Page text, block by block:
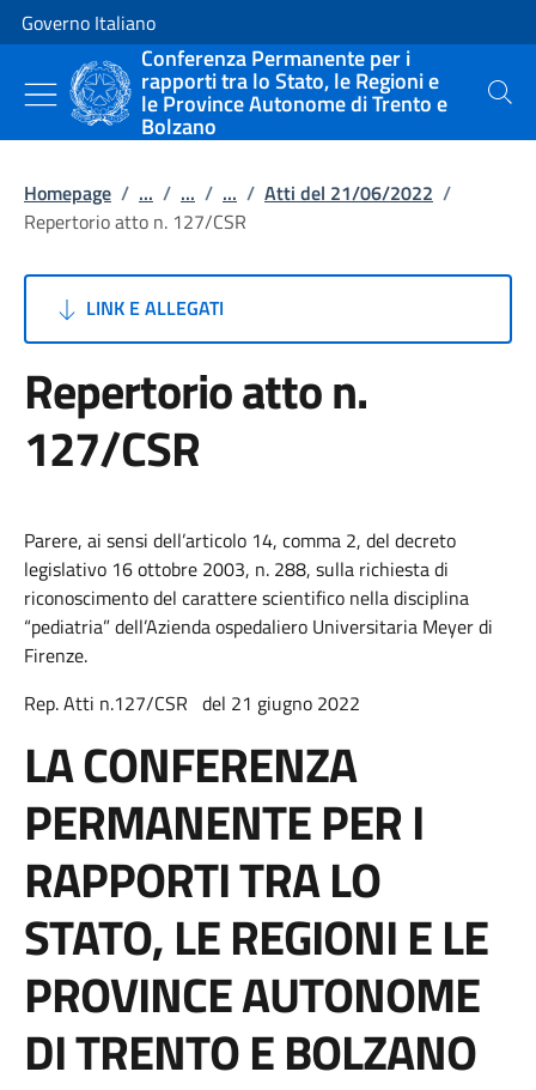
Vai al contenuto
Vai alla navigazione del sito
Governo Italiano
Conferenza Permanente per i
rapporti tra lo Stato, le Regioni e
le Province Autonome di Trento e
Bolzano
Cerca
Homepage / ... / ... / ... / Atti del 21/06/2022 /
Repertorio atto n. 127/CSR
LINK E ALLEGATI
Repertorio atto n.
127/CSR
Parere, ai sensi dell’articolo 14, comma 2, del decreto
legislativo 16 ottobre 2003, n. 288, sulla richiesta di
riconoscimento del carattere scientifico nella disciplina
“pediatria” dell’Azienda ospedaliero Universitaria Meyer di
Firenze.
Rep. Atti n.127/CSR del 21 giugno 2022
LA CONFERENZA
PERMANENTE PER I
RAPPORTI TRA LO
STATO, LE REGIONI E LE
PROVINCE AUTONOME
DI TRENTO E BOLZANO